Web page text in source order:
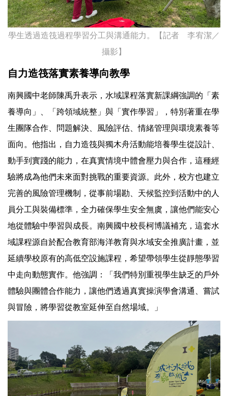
學生透過造筏過程學習分工與溝通能力。【記者 李宥潔／
攝影】
自力造筏落實素養導向教學
南興國中老師陳禹升表示，水域課程落實新課綱強調的「素
養導向」、「跨領域統整」與「實作學習」，特別著重在學
生團隊合作、問題解決、風險評估、情緒管理與環境素養等
面向。他指出，自力造筏與獨木舟活動能培養學生從設計、
動手到實踐的能力，在真實情境中體會壓力與合作，這種經
驗將成為他們未來面對挑戰的重要資源。此外，校方也建立
完善的風險管理機制，從事前場勘、天候監控到活動中的人
員分工與裝備標準，全力確保學生安全無虞，讓他們能安心
地從體驗中學習與成長。南興國中校長柯博議補充，這套水
域課程源自於配合教育部海洋教育與水域安全推廣計畫，並
延續學校原有的高低空設施課程，希望帶領學生從靜態學習
中走向動態實作。他強調：「我們特別重視學生缺乏的戶外
體驗與團體合作能力，讓他們透過真實操演學會溝通、嘗試
與冒險，將學習從教室延伸至自然場域。」